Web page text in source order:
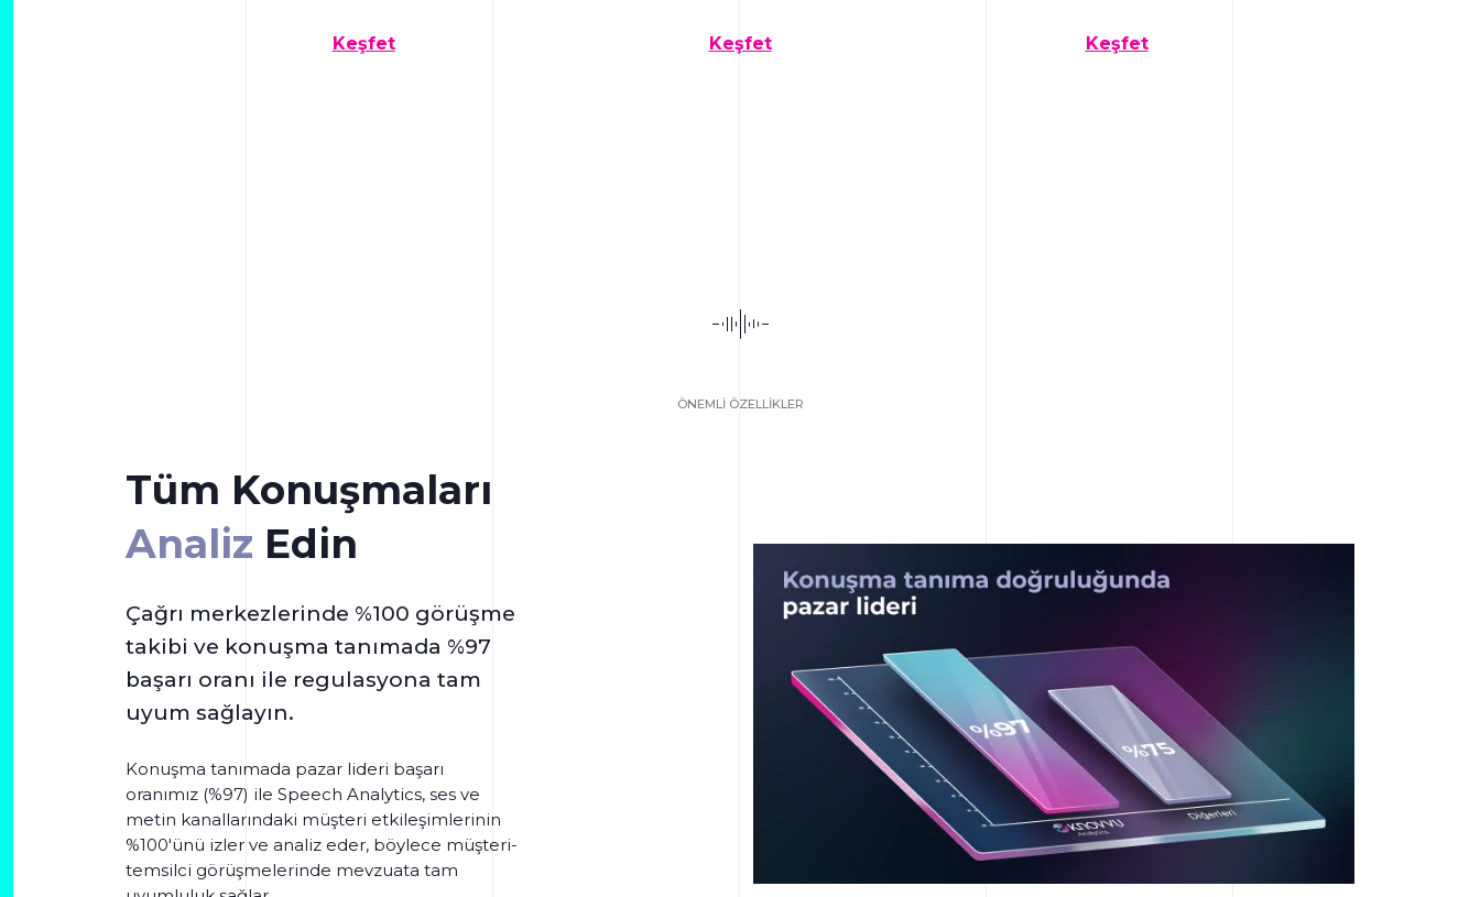
Keşfet Keşfet Keşfet
ÖNEMLİ ÖZELLİKLER
Tüm Konuşmaları
Analiz Edin
Çağrı merkezlerinde %100 görüşme
takibi ve konuşma tanımada %97
başarı oranı ile regulasyona tam
uyum sağlayın.
Konuşma tanımada pazar lideri başarı
oranımız (%97) ile Speech Analytics, ses ve
metin kanallarındaki müşteri etkileşimlerinin
%100'ünü izler ve analiz eder, böylece müşteri-
temsilci görüşmelerinde mevzuata tam